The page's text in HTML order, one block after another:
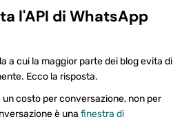
l'API di WhatsApp
a cui la maggior parte dei blog evita di
Ecco la risposta.
costo per conversazione, non per
è una finestra di